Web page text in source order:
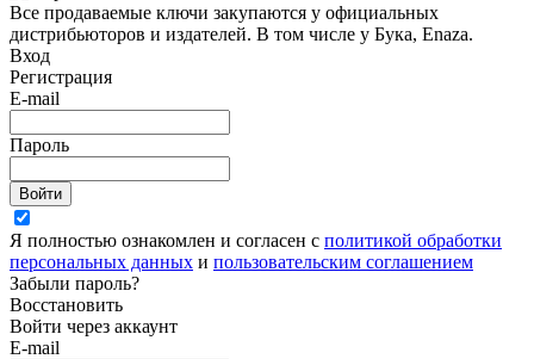
Все продаваемые ключи закупаются у официальных
дистрибьюторов и издателей. В том числе у Бука, Enaza.
Вход
Регистрация
E-mail
Пароль
Войти
Я полностью ознакомлен и согласен с политикой обработки
персональных данных и пользовательским соглашением
Забыли пароль?
Восстановить
Войти через аккаунт
E-mail